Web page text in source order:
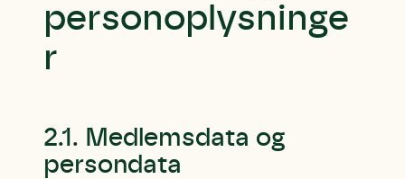
personoplysninge
r
2.1. Medlemsdata og
persondata